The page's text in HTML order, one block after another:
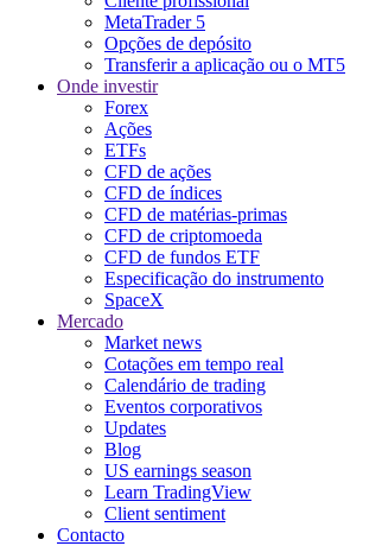
MetaTrader 5
Opções de depósito
Transferir a aplicação ou o MT5
Onde investir
Forex
Ações
ETFs
CFD de ações
CFD de índices
CFD de matérias-primas
CFD de criptomoeda
CFD de fundos ETF
Especificação do instrumento
SpaceX
Mercado
Market news
Cotações em tempo real
Calendário de trading
Eventos corporativos
Updates
Blog
US earnings season
Learn TradingView
Client sentiment
Contacto